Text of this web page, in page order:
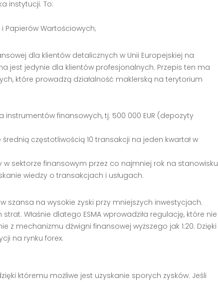
instytucji. To:
i Papierów Wartościowych;
dla klientów detalicznych w Unii Europejskiej na
jest jedynie dla klientów profesjonalnych. Przepis ten ma
które prowadzą działalność maklerską na terytorium
finansowych, tj. 500 000 EUR (depozyty
częstotliwością 10 transakcji na jeden kwartał w
sektorze finansowym przez co najmniej rok na stanowisku
wiedzy o transakcjach i usługach.
szansa na wysokie zyski przy mniejszych inwestycjach.
Właśnie dlatego ESMA wprowadziła regulację, które nie
mechanizmu dźwigni finansowej wyższego jak 1:20. Dzięki
na rynku forex.
któremu możliwe jest uzyskanie sporych zysków. Jeśli